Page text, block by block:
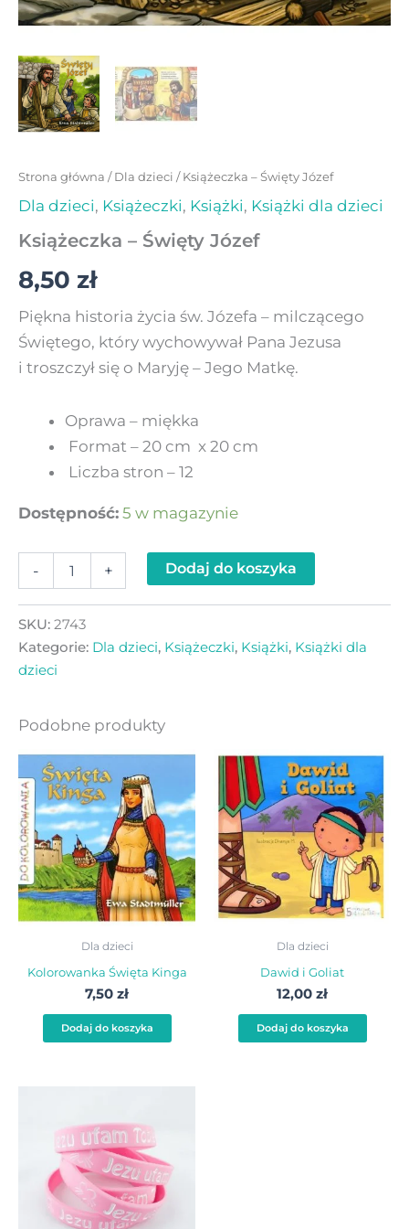
Strona główna /Dla dzieci / Książeczka – Święty Józef
Dla dzieci, Książeczki, Książki, Książki dla dzieci
Książeczka – Święty Józef
8,50 zł
Piękna historia życia św. Józefa – milczącego
Świętego, który wychowywał Pana Jezusa
i troszczył się o Maryję – Jego Matkę.
Oprawa – miękka
Format – 20 cm x 20 cm
Liczba stron – 12
Dostępność: 5 w magazynie
- + Dodaj do koszyka
SKU: 2743
Kategorie: Dla dzieci, Książeczki, Książki, Książki dla
dzieci
Podobne produkty
Dla dzieci
Kolorowanka Święta Kinga
7,50 zł
Dodaj do koszyka
Dla dzieci
Dawid i Goliat
12,00 zł
Dodaj do koszyka
wiele
wariantów.